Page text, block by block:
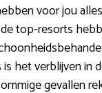
voor jou
top-resorts
het verblijven in
gevallen